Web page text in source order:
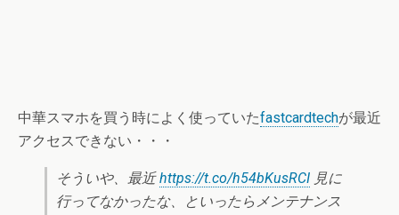
中華スマホを買う時によく使っていたfastcardtechが最近
アクセスできない・・・
そういや、最近https://t.co/h54bKusRCI 見に
行ってなかったな、といったらメンテナンス